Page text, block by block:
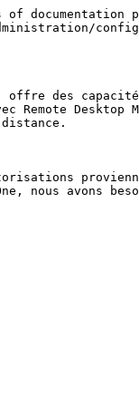
documentation
des
Desktop
nous avons